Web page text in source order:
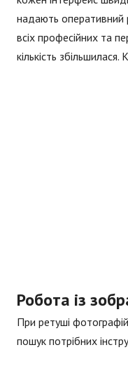
надають оперативний
всіх професійних та
кількість
Робота із
При ретуші
пошук потрібних